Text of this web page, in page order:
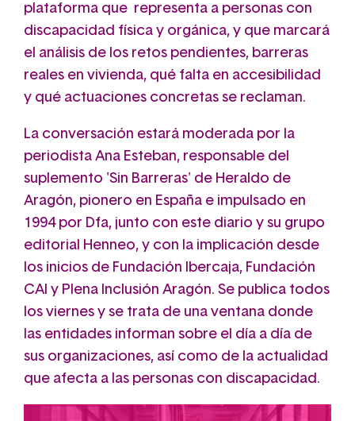
plataforma que representa a personas con
discapacidad física y orgánica, y que marcará
el análisis de los retos pendientes, barreras
reales en vivienda, qué falta en accesibilidad
y qué actuaciones concretas se reclaman.
La conversación estará moderada por la
periodista Ana Esteban, responsable del
suplemento 'Sin Barreras' de Heraldo de
Aragón, pionero en España e impulsado en
1994 por Dfa, junto con este diario y su grupo
editorial Henneo, y con la implicación desde
los inicios de Fundación Ibercaja, Fundación
CAI y Plena Inclusión Aragón. Se publica todos
los viernes y se trata de una ventana donde
las entidades informan sobre el día a día de
sus organizaciones, así como de la actualidad
que afecta a las personas con discapacidad.